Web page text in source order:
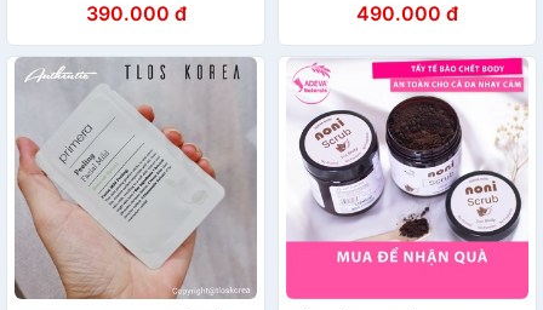
390.000 đ 490.000 đ